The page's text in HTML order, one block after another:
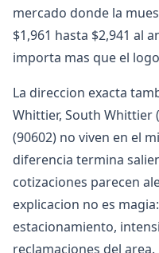
mercado donde la
$1,961 hasta $2,941 al
importa mas que el
La direccion exacta
Whittier, South Whittier
(90602) no viven en el
diferencia termina
cotizaciones parecen
explicacion no es
estacionamiento,
reclamaciones del